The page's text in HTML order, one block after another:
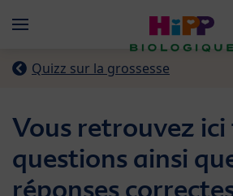
Menü
Quizz sur la grossesse
Vous retrouvez
questions ainsi
réponses